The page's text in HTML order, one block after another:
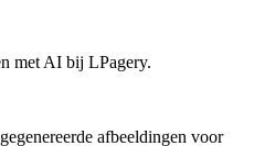
met AI bij LPagery.
afbeeldingen voor